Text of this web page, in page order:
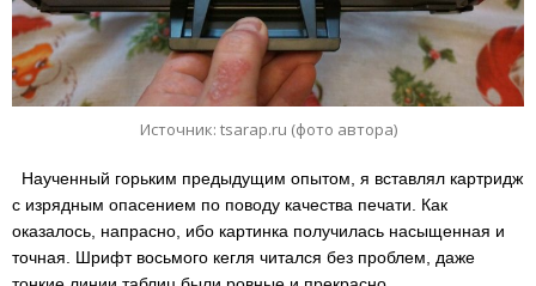
Источник: tsarap.ru (фото автора)
Наученный горьким предыдущим опытом, я вставлял картридж
с изрядным опасением по поводу качества печати. Как
оказалось, напрасно, ибо картинка получилась насыщенная и
точная. Шрифт восьмого кегля читался без проблем, даже